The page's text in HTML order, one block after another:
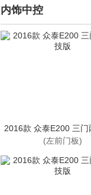
内饰中控
2016款 众泰E200 三门
版
(左前门板)